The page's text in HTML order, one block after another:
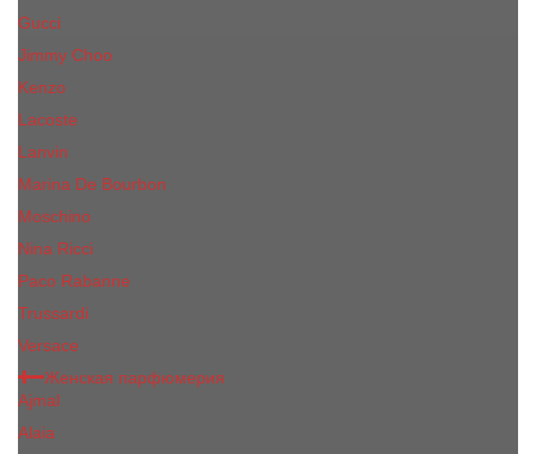
Gucci
Jimmy Choo
Kenzo
Lacoste
Lanvin
Marina De Bourbon
Moschino
Nina Ricci
Paco Rabanne
Trussardi
Versace
Женская парфюмерия
Ajmal
Alaia